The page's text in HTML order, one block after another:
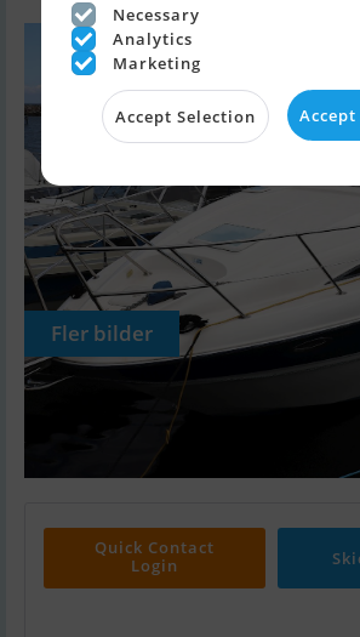
Fler bilder
Quick Contact
Login
Necessary
Analytics
Marketing
Accept Selection